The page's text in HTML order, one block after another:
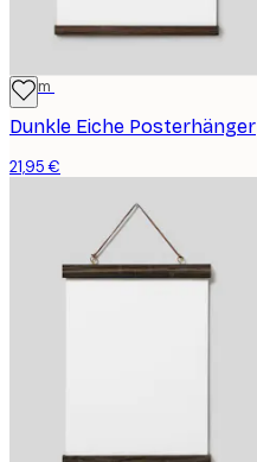
41 cm
Dunkle Eiche Posterhänger
21,95 €